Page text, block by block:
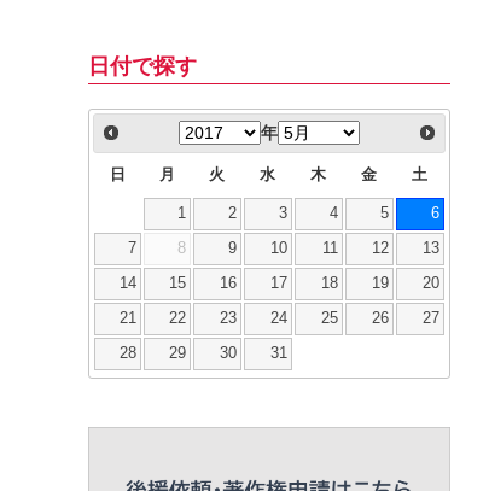
日付で探す
年
日 月 火 水 木 金 土
1 2 3 4 5 6
7 8 9 10 11 12 13
14 15 16 17 18 19 20
21 22 23 24 25 26 27
28 29 30 31